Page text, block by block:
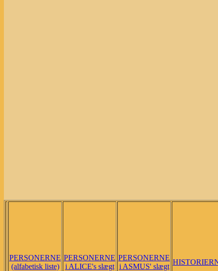
PERSONERNE
(alfabetisk liste)
PERSONERNE
i ALICE's slægt
PERSONERNE
i ASMUS' slægt